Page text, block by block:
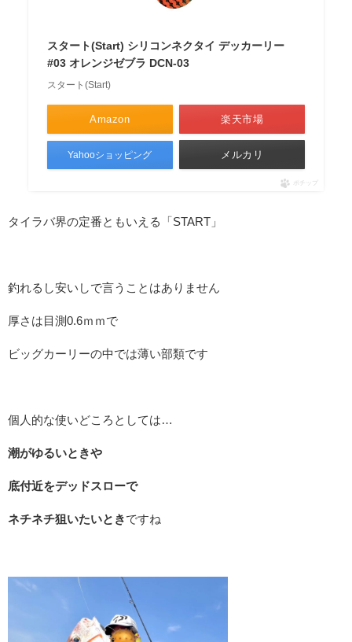
スタート(Start) シリコンネクタイ デッカーリー
#03 オレンジゼブラ DCN-03
スタート(Start)
Amazon 楽天市場
Yahooショッピング メルカリ
ポチップ
タイラバ界の定番ともいえる「START」
釣れるし安いしで言うことはありません
厚さは目測0.6ｍｍで
ビッグカーリーの中では薄い部類です
個人的な使いどころとしては…
潮がゆるいときや
底付近をデッドスローで
ネチネチ狙いたいときですね